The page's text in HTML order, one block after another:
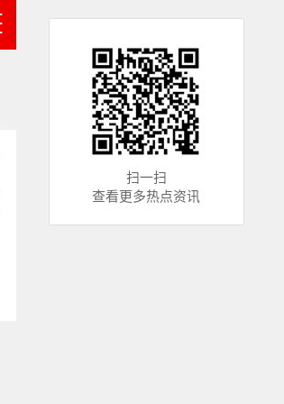
扫一扫
查看更多热点资讯